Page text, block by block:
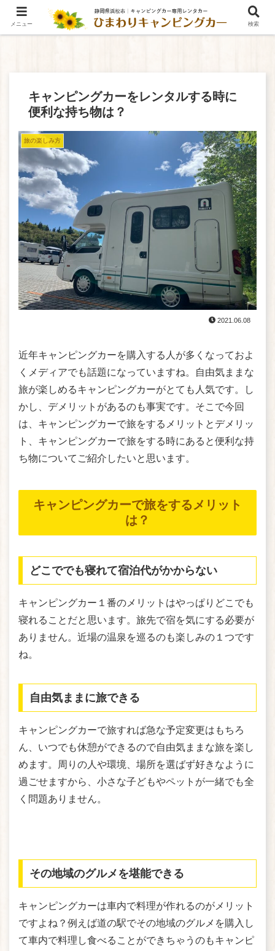
キャンピングカーをレンタルする時に
便利な持ち物は？
旅の楽しみ方
2021.06.08
近年キャンピングカーを購入する人が多くなっておよ
くメディアでも話題になっていますね。自由気ままな
旅が楽しめるキャンピングカーがとても人気です。し
かし、デメリットがあるのも事実です。そこで今回
は、キャンピングカーで旅をするメリットとデメリッ
ト、キャンピングカーで旅をする時にあると便利な持
ち物についてご紹介したいと思います。
キャンピングカーで旅をするメリット
は？
どこででも寝れて宿泊代がかからない
キャンピングカー１番のメリットはやっぱりどこでも
寝れることだと思います。旅先で宿を気にする必要が
ありません。近場の温泉を巡るのも楽しみの１つです
ね。
自由気ままに旅できる
キャンピングカーで旅すれば急な予定変更はもちろ
ん、いつでも休憩ができるので自由気ままな旅を楽し
めます。周りの人や環境、場所を選ばず好きなように
過ごせますから、小さな子どもやペットが一緒でも全
く問題ありません。
その地域のグルメを堪能できる
キャンピングカーは車内で料理が作れるのがメリット
ですよね？例えば道の駅でその地域のグルメを購入し
て車内で料理し食べることができちゃうのもキャンピ
メニュー 検索